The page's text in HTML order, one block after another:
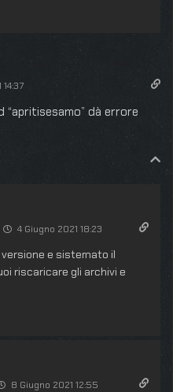
“apritisesamo” dà errore
4 Giugno 2021 18:23
e sistemato il
riscaricare gli archivi e
8 Giugno 2021 12:55